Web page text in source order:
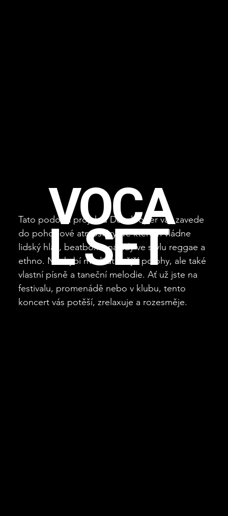
VOCA
L SET
Tato podoba projektu Develooper vás zavede
do pohodové atmosféry, ve kterém vládne
lidský hlas, beatbox a nálady ve stylu reggae a
ethno. Nechybí meditativnější polohy, ale také
vlastní písně a taneční melodie. Ať už jste na
festivalu, promenádě nebo v klubu, tento
koncert vás potěší, zrelaxuje a rozesměje.